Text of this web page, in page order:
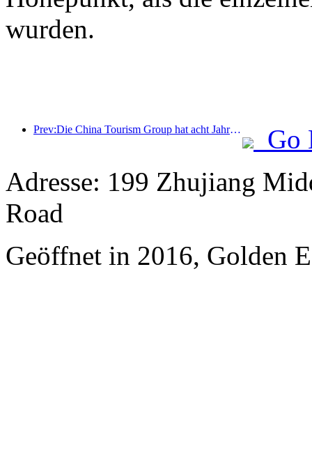
wurden.
Prev:Die China Tourism Group hat acht Jahre in Folge an der China International Import Expo teilgenommen und dabei Verträge im Wert von über einer Milliarde US-Dollar abgeschlossen.
Go
Adresse: 199 Zhujiang
Road
Geöffnet in 2016, Golden